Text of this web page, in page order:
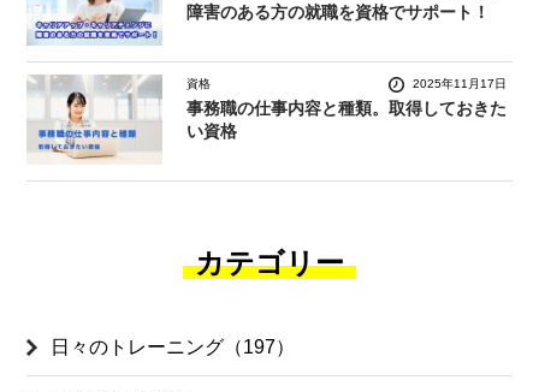
障害のある方の就職を資格でサポート！
資格 2025年11月17日
事務職の仕事内容と種類。取得しておきた
い資格
カテゴリー
日々のトレーニング（197）